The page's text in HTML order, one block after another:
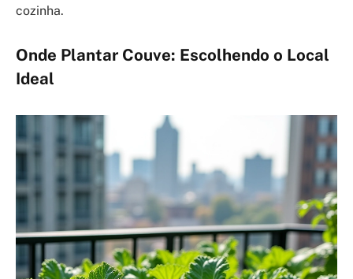
cozinha.
Onde Plantar Couve: Escolhendo o Local
Ideal